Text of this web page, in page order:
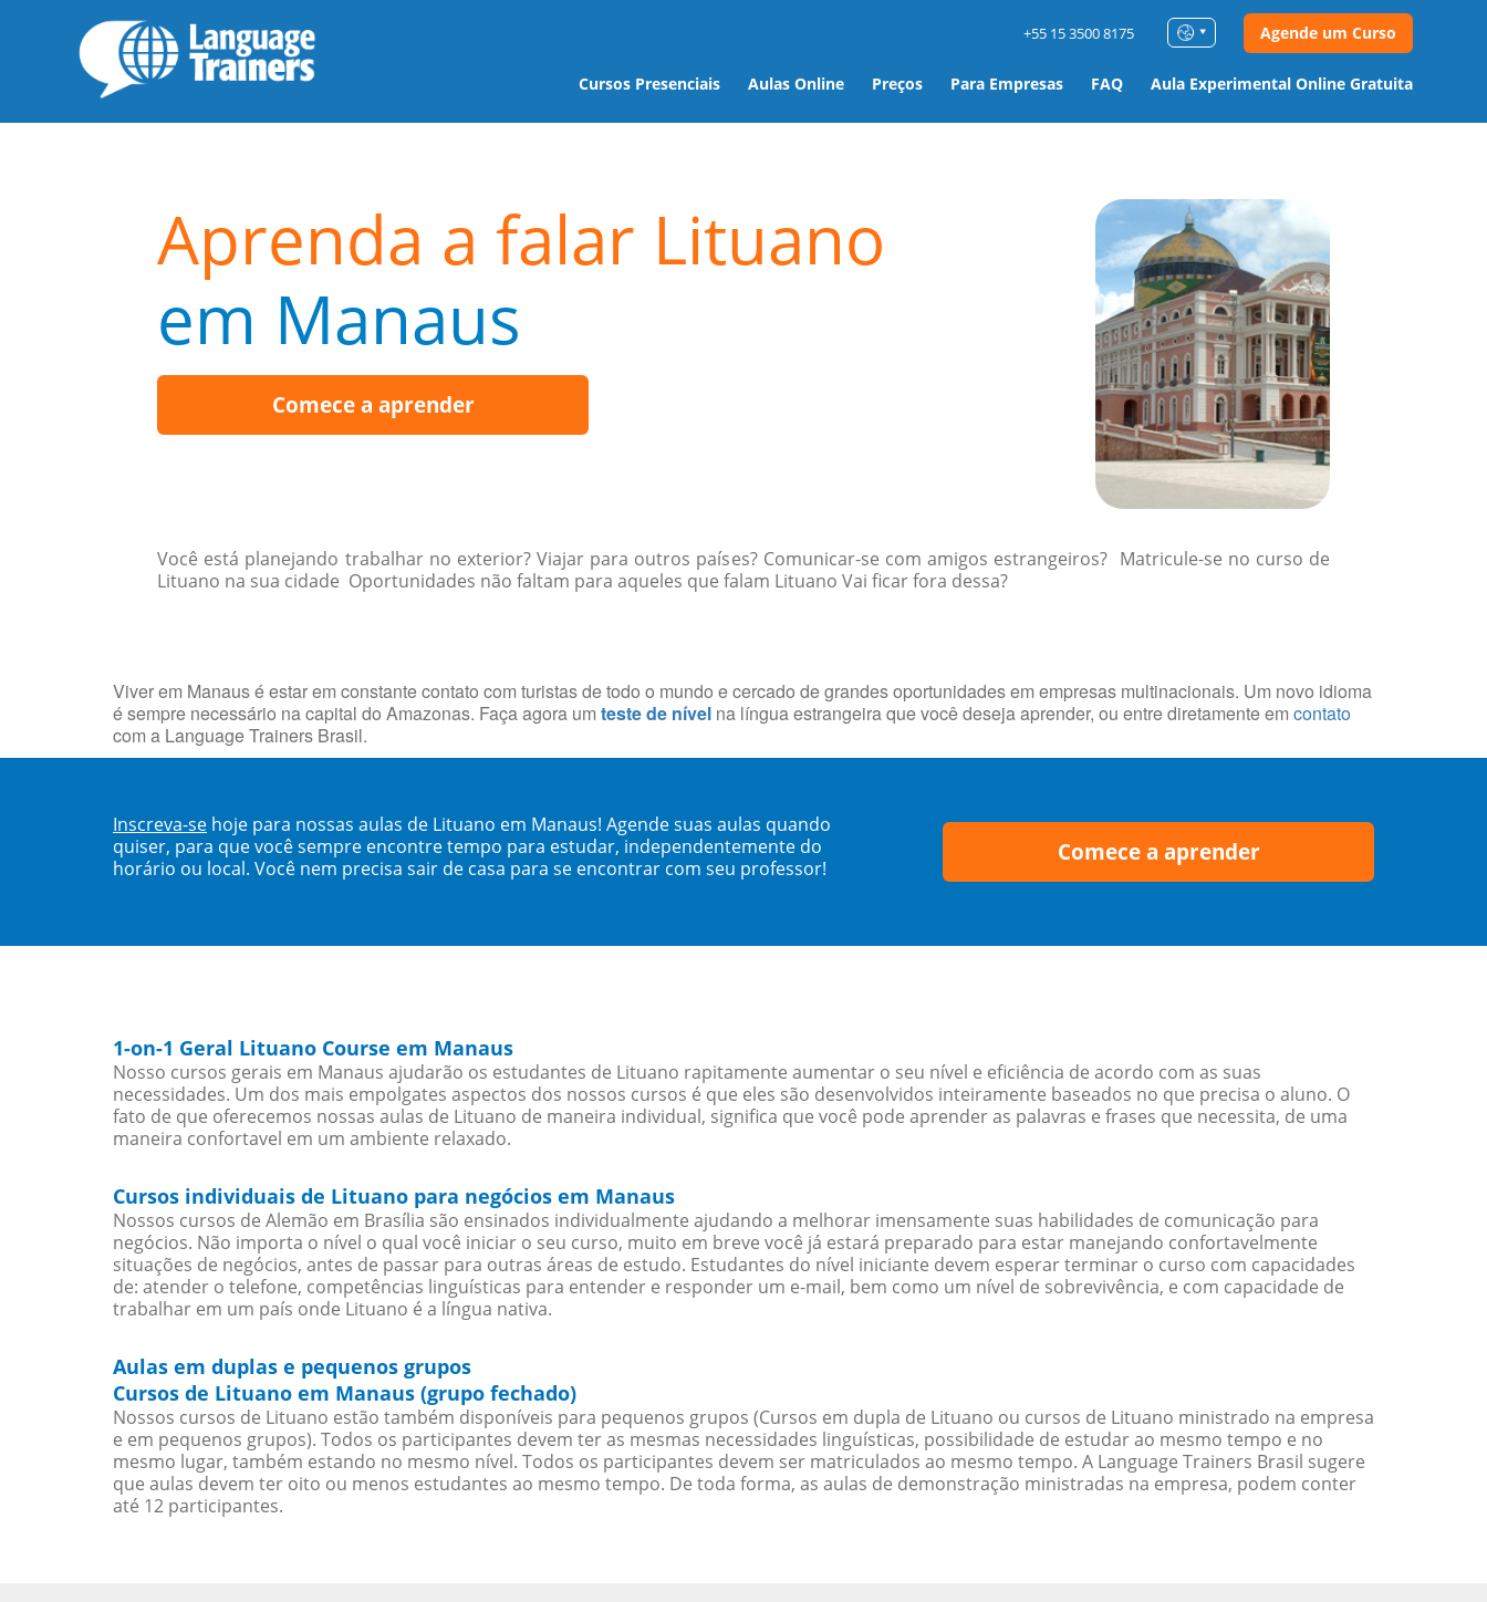
Cursos Presenciais Aulas Online Preços Para Empresas FAQ Aula Experimental Online Gratuita
+55 15 3500 8175 Agende um Curso
Aprenda a falar Lituano
em Manaus
Comece a aprender
Você está planejando trabalhar no exterior? Viajar para outros países? Comunicar-se com amigos estrangeiros? Matricule-se no curso de
Lituano na sua cidade Oportunidades não faltam para aqueles que falam Lituano Vai ficar fora dessa?
Viver em Manaus é estar em constante contato com turistas de todo o mundo e cercado de grandes oportunidades em empresas multinacionais. Um novo idioma
é sempre necessário na capital do Amazonas. Faça agora um teste de nível na língua estrangeira que você deseja aprender, ou entre diretamente em contato
com a Language Trainers Brasil.
Inscreva-se hoje para nossas aulas de Lituano em Manaus! Agende suas aulas quando
quiser, para que você sempre encontre tempo para estudar, independentemente do
horário ou local. Você nem precisa sair de casa para se encontrar com seu professor!
Comece a aprender
1-on-1 Geral Lituano Course em Manaus
Nosso cursos gerais em Manaus ajudarão os estudantes de Lituano rapitamente aumentar o seu nível e eficiência de acordo com as suas
necessidades. Um dos mais empolgates aspectos dos nossos cursos é que eles são desenvolvidos inteiramente baseados no que precisa o aluno. O
fato de que oferecemos nossas aulas de Lituano de maneira individual, significa que você pode aprender as palavras e frases que necessita, de uma
maneira confortavel em um ambiente relaxado.
Cursos individuais de Lituano para negócios em Manaus
Nossos cursos de Alemão em Brasília são ensinados individualmente ajudando a melhorar imensamente suas habilidades de comunicação para
negócios. Não importa o nível o qual você iniciar o seu curso, muito em breve você já estará preparado para estar manejando confortavelmente
situações de negócios, antes de passar para outras áreas de estudo. Estudantes do nível iniciante devem esperar terminar o curso com capacidades
de: atender o telefone, competências linguísticas para entender e responder um e-mail, bem como um nível de sobrevivência, e com capacidade de
trabalhar em um país onde Lituano é a língua nativa.
Aulas em duplas e pequenos grupos
Cursos de Lituano em Manaus (grupo fechado)
Nossos cursos de Lituano estão também disponíveis para pequenos grupos (Cursos em dupla de Lituano ou cursos de Lituano ministrado na empresa
e em pequenos grupos). Todos os participantes devem ter as mesmas necessidades linguísticas, possibilidade de estudar ao mesmo tempo e no
mesmo lugar, também estando no mesmo nível. Todos os participantes devem ser matriculados ao mesmo tempo. A Language Trainers Brasil sugere
que aulas devem ter oito ou menos estudantes ao mesmo tempo. De toda forma, as aulas de demonstração ministradas na empresa, podem conter
até 12 participantes.